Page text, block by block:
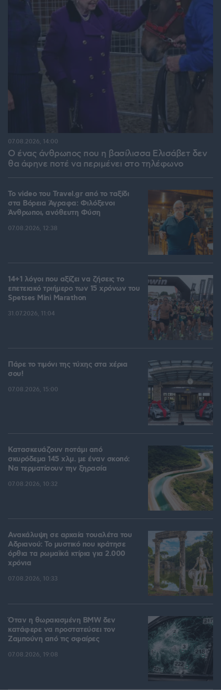
Ο ένας άνθρωπος που η βασίλισσα Ελισάβετ δεν
θα άφηνε ποτέ να περιμένει στο τηλέφωνο
07.08.2026, 14:00
To video του Travel.gr από το ταξίδι
στα Βόρεια Άγραφα: Φιλόξενοι
Άνθρωποι, ανόθευτη Φύση
07.08.2026, 12:38
14+1 λόγοι που αξίζει να ζήσεις το
επετειακό τριήμερο των 15 χρόνων του
Spetses Mini Marathon
31.07.2026, 11:04
Πάρε το τιμόνι της τύχης στα χέρια
σου!
07.08.2026, 15:00
Κατασκευάζουν ποτάμι από
σκυρόδεμα 145 χλμ. με έναν σκοπό:
Να τερματίσουν την ξηρασία
07.08.2026, 10:32
Ανακάλυψη σε αρχαία τουαλέτα του
Αδριανού: Το μυστικό που κράτησε
όρθια τα ρωμαϊκά κτίρια για 2.000
χρόνια
07.08.2026, 10:33
Όταν η θωρακισμένη BMW δεν
κατάφερε να προστατεύσει τον
Ζαμπούνη από τις σφαίρες
07.08.2026, 19:08